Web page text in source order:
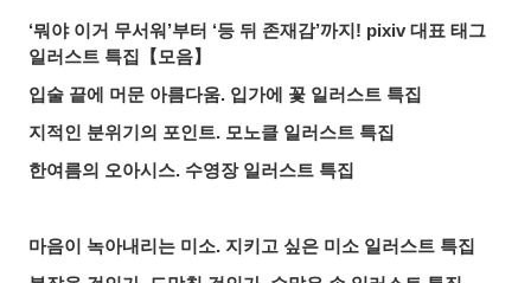
‘뭐야 이거 무서워’부터 ‘등 뒤 존재감’까지! pixiv 대표 태그
일러스트 특집【모음】
입술 끝에 머문 아름다움. 입가에 꽃 일러스트 특집
지적인 분위기의 포인트. 모노클 일러스트 특집
한여름의 오아시스. 수영장 일러스트 특집
마음이 녹아내리는 미소. 지키고 싶은 미소 일러스트 특집